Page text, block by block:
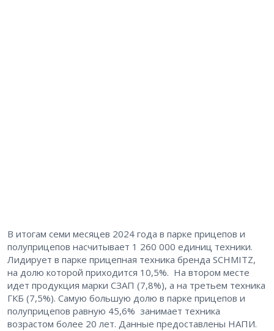
В итогам семи месяцев 2024 года в парке прицепов и
полуприцепов насчитывает 1 260 000 единиц техники.
Лидирует в парке прицепная техника бренда SCHMITZ,
на долю которой приходится 10,5%. На втором месте
идет продукция марки СЗАП (7,8%), а на третьем техника
ГКБ (7,5%). Самую большую долю в парке прицепов и
полуприцепов равную 45,6% занимает техника
возрастом более 20 лет. Данные предоставлены НАПИ.